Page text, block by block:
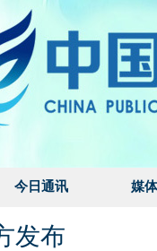
今日通讯 媒
发布